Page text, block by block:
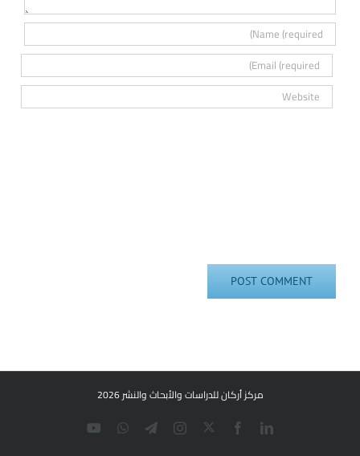
مركز أركان للدراسات والأبحاث والنشر 2026
LinkedIn
Facebook
Twitter
Instagram
Telegram
WhatsApp
YouTube